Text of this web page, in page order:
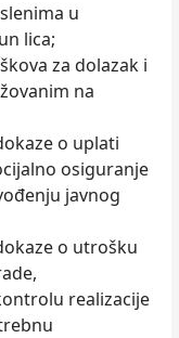
u
lica;
za dolazak i
na
o uplati
osiguranje
javnog
o utrošku
realizacije